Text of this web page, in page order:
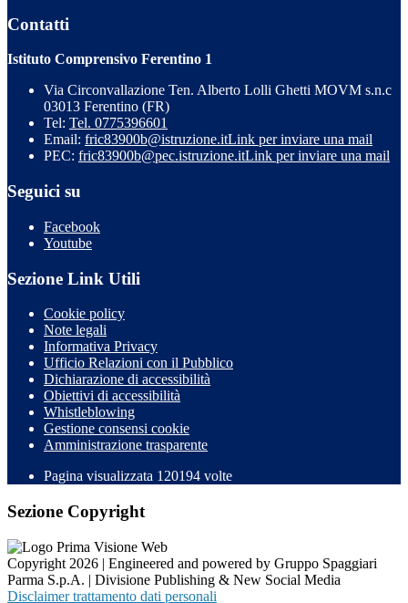
Contatti
Istituto Comprensivo Ferentino 1
Via Circonvallazione Ten. Alberto Lolli Ghetti MOVM s.n.c
03013 Ferentino (FR)
Tel: Tel. 0775396601
Email: fric83900b@istruzione.itLink per inviare una mail
PEC: fric83900b@pec.istruzione.itLink per inviare una mail
Seguici su
Facebook
Youtube
Sezione Link Utili
Cookie policy
Note legali
Informativa Privacy
Ufficio Relazioni con il Pubblico
Dichiarazione di accessibilità
Obiettivi di accessibilità
Whistleblowing
Gestione consensi cookie
Amministrazione trasparente
Pagina visualizzata 120194 volte
Sezione Copyright
Copyright 2026 | Engineered and powered by Gruppo Spaggiari
Parma S.p.A. | Divisione Publishing & New Social Media
Disclaimer trattamento dati personali